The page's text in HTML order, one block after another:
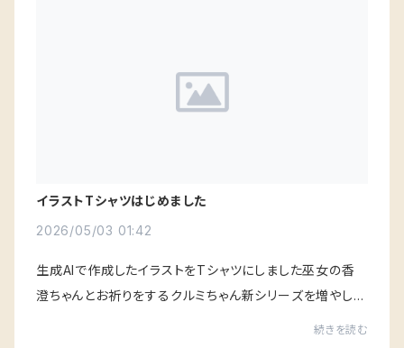
イラストTシャツはじめました
2026/05/03 01:42
生成AIで作成したイラストをTシャツにしました巫女の香
澄ちゃんとお祈りをするクルミちゃん新シリーズを増やして
続きを読む